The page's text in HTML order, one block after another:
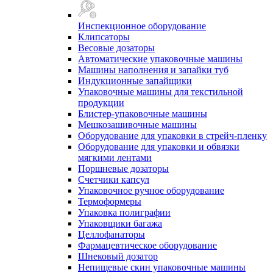
Инспекционное оборудование
Клипсаторы
Весовые дозаторы
Автоматические упаковочные машины
Машины наполнения и запайки туб
Индукционные запайщики
Упаковочные машины для текстильной
продукции
Блистер-упаковочные машины
Мешкозашивочные машины
Оборудование для упаковки в стрейч-пленку
Оборудование для упаковки и обвязки
мягкими лентами
Поршневые дозаторы
Счетчики капсул
Упаковочное ручное оборудование
Термоформеры
Упаковка полиграфии
Упаковщики багажа
Целлофанаторы
Фармацевтическое оборудование
Шнековый дозатор
Непищевые скин упаковочные машины